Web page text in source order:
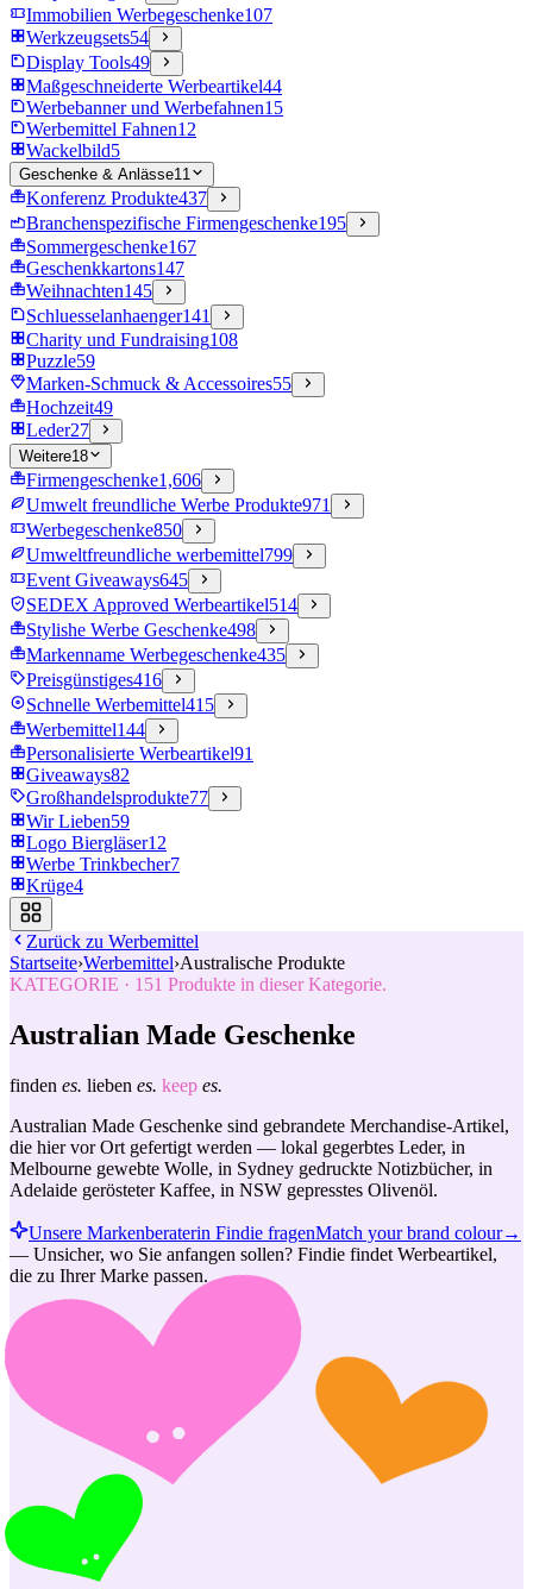
Immobilien Werbegeschenke107
Werkzeugsets54
Display Tools49
Maßgeschneiderte Werbeartikel44
Werbebanner und Werbefahnen15
Werbemittel Fahnen12
Wackelbild5
Geschenke & Anlässe11
Konferenz Produkte437
Branchenspezifische Firmengeschenke195
Sommergeschenke167
Geschenkkartons147
Weihnachten145
Schluesselanhaenger141
Charity und Fundraising108
Puzzle59
Marken-Schmuck & Accessoires55
Hochzeit49
Leder27
Weitere18
Firmengeschenke1,606
Umwelt freundliche Werbe Produkte971
Werbegeschenke850
Umweltfreundliche werbemittel799
Event Giveaways645
SEDEX Approved Werbeartikel514
Stylishe Werbe Geschenke498
Markenname Werbegeschenke435
Preisgünstiges416
Schnelle Werbemittel415
Werbemittel144
Personalisierte Werbeartikel91
Giveaways82
Großhandelsprodukte77
Wir Lieben59
Logo Biergläser12
Werbe Trinkbecher7
Krüge4
Zurück zu Werbemittel
Startseite›Werbemittel›Australische Produkte
KATEGORIE · 151 Produkte in dieser Kategorie.
Australian Made Geschenke
finden es. lieben es. keep es.
Australian Made Geschenke sind gebrandete Merchandise-Artikel,
die hier vor Ort gefertigt werden — lokal gegerbtes Leder, in
Melbourne gewebte Wolle, in Sydney gedruckte Notizbücher, in
Adelaide gerösteter Kaffee, in NSW gepresstes Olivenöl.
Unsere Markenberaterin Findie fragenMatch your brand colour→
— Unsicher, wo Sie anfangen sollen? Findie findet Werbeartikel,
die zu Ihrer Marke passen.